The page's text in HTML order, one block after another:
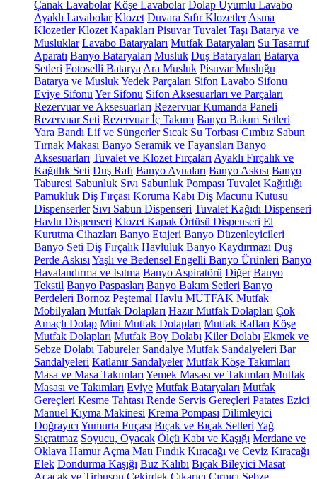
Çanak Lavabolar Köşe Lavabolar Dolap Uyumlu Lavabo
Ayaklı Lavabolar Klozet Duvara Sıfır Klozetler Asma
Klozetler Klozet Kapakları Pisuvar Tuvalet Taşı Batarya ve
Musluklar Lavabo Bataryaları Mutfak Bataryaları Su Tasarruf
Aparatı Banyo Bataryaları Musluk Duş Bataryaları Batarya
Setleri Fotoselli Batarya Ara Musluk Pisuvar Musluğu
Batarya ve Musluk Yedek Parçaları Sifon Lavabo Sifonu
Eviye Sifonu Yer Sifonu Sifon Aksesuarları ve Parçaları
Rezervuar ve Aksesuarları Rezervuar Kumanda Paneli
Rezervuar Seti Rezervuar İç Takımı Banyo Bakım Setleri
Yara Bandı Lif ve Süngerler Sıcak Su Torbası Cımbız Sabun
Tırnak Makası Banyo Seramik ve Fayansları Banyo
Aksesuarları Tuvalet ve Klozet Fırçaları Ayaklı Fırçalık ve
Kağıtlık Seti Duş Rafı Banyo Aynaları Banyo Askısı Banyo
Taburesi Sabunluk Sıvı Sabunluk Pompası Tuvalet Kağıtlığı
Pamukluk Diş Fırçası Koruma Kabı Diş Macunu Kutusu
Dispenserler Sıvı Sabun Dispenseri Tuvalet Kağıdı Dispenseri
Havlu Dispenseri Klozet Kapak Örtüsü Dispenseri El
Kurutma Cihazları Banyo Etajeri Banyo Düzenleyicileri
Banyo Seti Diş Fırçalık Havluluk Banyo Kaydırmazı Duş
Perde Askısı Yaşlı ve Bedensel Engelli Banyo Ürünleri Banyo
Havalandırma ve Isıtma Banyo Aspiratörü Diğer Banyo
Tekstil Banyo Paspasları Banyo Bakım Setleri Banyo
Perdeleri Bornoz Peştemal Havlu MUTFAK Mutfak
Mobilyaları Mutfak Dolapları Hazır Mutfak Dolapları Çok
Amaçlı Dolap Mini Mutfak Dolapları Mutfak Rafları Köşe
Mutfak Dolapları Mutfak Boy Dolabı Kiler Dolabı Ekmek ve
Sebze Dolabı Tabureler Sandalye Mutfak Sandalyeleri Bar
Sandalyeleri Katlanır Sandalyeler Mutfak Köşe Takımları
Masa ve Masa Takımları Yemek Masası ve Takımları Mutfak
Masası ve Takımları Eviye Mutfak Bataryaları Mutfak
Gereçleri Kesme Tahtası Rende Servis Gereçleri Patates Ezici
Manuel Kıyma Makinesi Krema Pompası Dilimleyici
Doğrayıcı Yumurta Fırçası Bıçak ve Bıçak Setleri Yağ
Sıçratmaz Soyucu, Oyacak Ölçü Kabı ve Kaşığı Merdane ve
Oklava Hamur Açma Matı Fındık Kıracağı ve Ceviz Kıracağı
Elek Dondurma Kaşığı Buz Kalıbı Bıçak Bileyici Masat
Açacak ve Tirbuşon Çekirdek Çıkarıcı Çırpıcı Sebze